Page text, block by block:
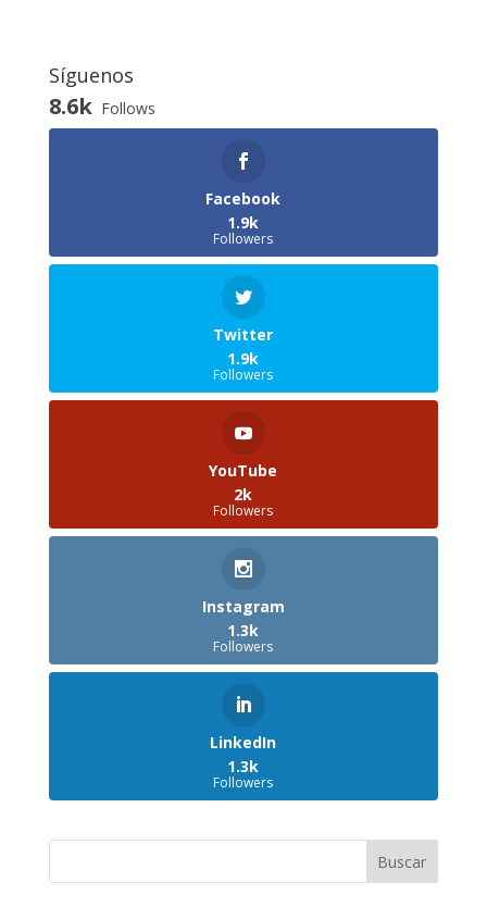
Síguenos
8.6k Follows
Facebook
1.9k
Followers
Twitter
1.9k
Followers
YouTube
2k
Followers
Instagram
1.3k
Followers
LinkedIn
1.3k
Followers